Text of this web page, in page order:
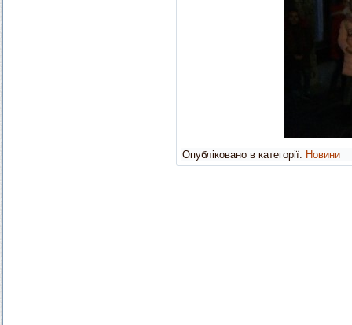
Опубліковано в категорії: Новини